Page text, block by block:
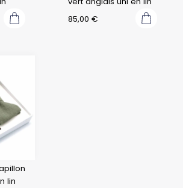
85,00 €
lin